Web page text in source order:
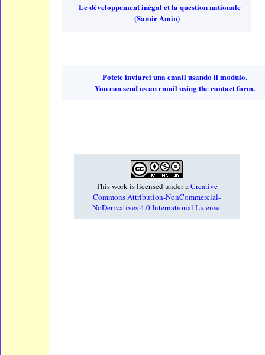
Le développement inégal et la question nationale
(Samir Amin)
Potete inviarci una email usando il modulo.
You can send us an email using the contact form.
This work is licensed under aCreative
Commons Attribution-NonCommercial-
NoDerivatives 4.0 International License.